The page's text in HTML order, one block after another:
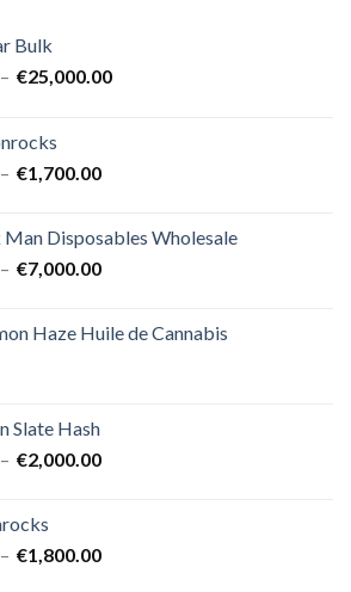
Bulk
– €25,000.00Plage
– €1,700.00Plage
€400.00
à
Man Disposables Wholesale
– €7,000.00Plage
€350.00
Haze Huile de Cannabis
Slate Hash
– €2,000.00Plage
à
– €1,800.00Plage